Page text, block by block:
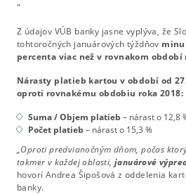
"
Z údajov VÚB banky jasne vyplýva, že
tohtoročných januárových týždňov
percenta viac než v rovnakom období
Nárasty platieb kartou v období od
oproti rovnakému obdobiu roka 2018:
Suma / Objem platieb – nárast o 12,8
Počet platieb – nárast o 15,3 %
„Oproti predvianočným dňom, počas
takmer v každej oblasti, januárové
hovorí Andrea Šipošová z oddelenia
banky.